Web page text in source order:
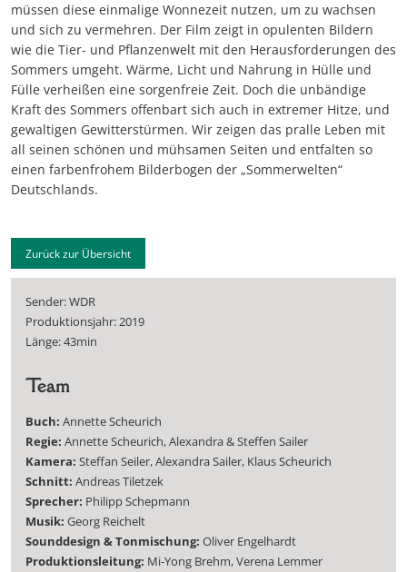
müssen diese einmalige Wonnezeit nutzen, um zu wachsen
und sich zu vermehren. Der Film zeigt in opulenten Bildern
wie die Tier- und Pflanzenwelt mit den Herausforderungen des
Sommers umgeht. Wärme, Licht und Nahrung in Hülle und
Fülle verheißen eine sorgenfreie Zeit. Doch die unbändige
Kraft des Sommers offenbart sich auch in extremer Hitze, und
gewaltigen Gewitterstürmen. Wir zeigen das pralle Leben mit
all seinen schönen und mühsamen Seiten und entfalten so
einen farbenfrohem Bilderbogen der „Sommerwelten“
Deutschlands.
Zurück zur Übersicht
Sender: WDR
Produktionsjahr: 2019
Länge: 43min
Team
Buch: Annette Scheurich
Regie: Annette Scheurich, Alexandra & Steffen Sailer
Kamera: Steffan Seiler, Alexandra Sailer, Klaus Scheurich
Schnitt: Andreas Tiletzek
Sprecher: Philipp Schepmann
Musik: Georg Reichelt
Sounddesign & Tonmischung: Oliver Engelhardt
Produktionsleitung: Mi-Yong Brehm, Verena Lemmer